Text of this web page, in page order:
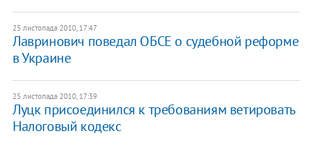
25 листопада 2010, 17:47
Лавринович поведал ОБСЕ о судебной реформе
в Украине
25 листопада 2010, 17:39
Луцк присоединился к требованиям ветировать
Налоговый кодекс